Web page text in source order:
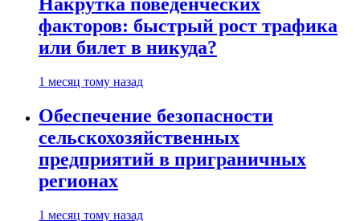
Накрутка поведенческих
факторов: быстрый рост трафика
или билет в никуда?
1 месяц тому назад
Обеспечение безопасности
сельскохозяйственных
предприятий в приграничных
регионах
1 месяц тому назад